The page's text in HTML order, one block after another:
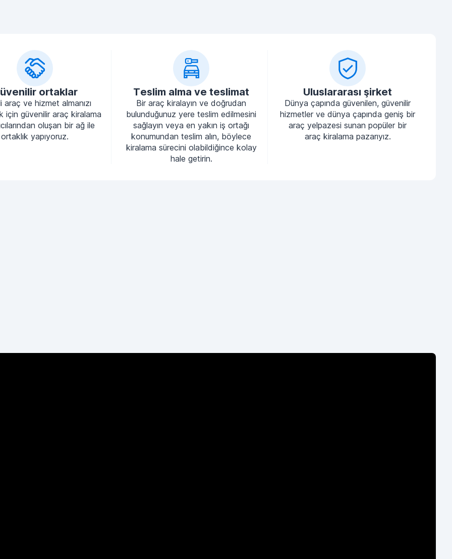
ortaklar
araç ve hizmet almanızı
için güvenilir araç kiralama
oluşan bir ağ ile
ortaklık yapıyoruz.
Teslim alma ve teslimat
Bir araç kiralayın ve doğrudan
bulunduğunuz yere teslim edilmesini
sağlayın veya en yakın iş ortağı
konumundan teslim alın, böylece
kiralama sürecini olabildiğince kolay
hale getirin.
Uluslararası şirket
Dünya çapında güvenilen, güvenilir
hizmetler ve dünya çapında geniş bir
araç yelpazesi sunan popüler bir
araç kiralama pazarıyız.